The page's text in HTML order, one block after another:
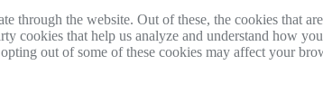
the website. Out of these, the cookies that
cookies that help us analyze and understand how
out of some of these cookies may affect your